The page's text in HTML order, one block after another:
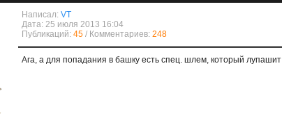
Написал: VT
Дата: 25 июля 2013 16:04
Публикаций: 45/ Комментариев: 248
Ага, а для попадания в башку есть спец. шлем, который